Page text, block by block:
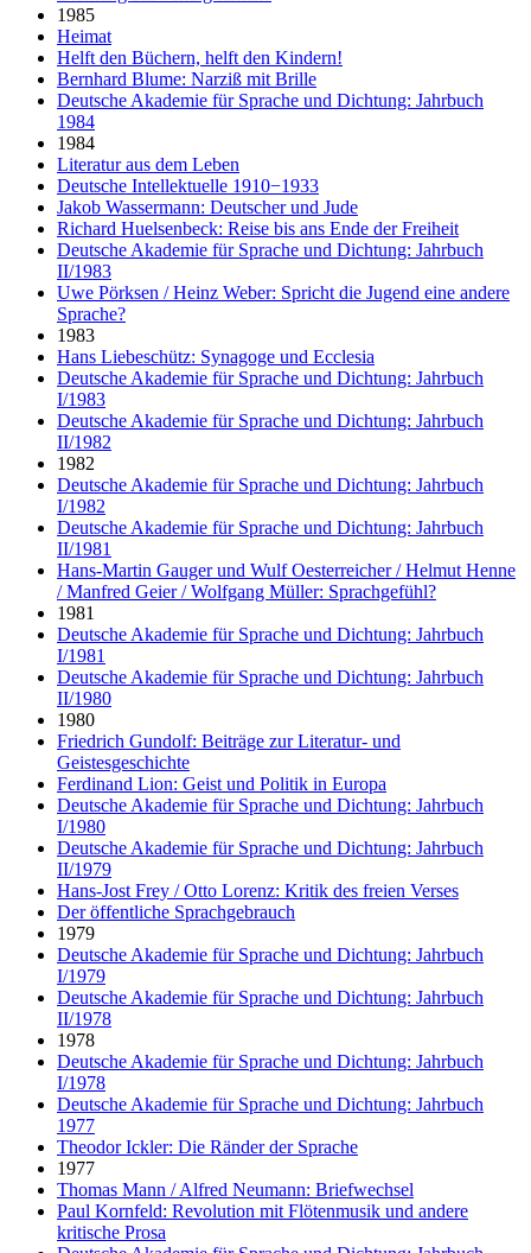
1985
Heimat
Helft den Büchern, helft den Kindern!
Bernhard Blume: Narziß mit Brille
Deutsche Akademie für Sprache und Dichtung: Jahrbuch
1984
1984
Literatur aus dem Leben
Deutsche Intellektuelle 1910−1933
Jakob Wassermann: Deutscher und Jude
Richard Huelsenbeck: Reise bis ans Ende der Freiheit
Deutsche Akademie für Sprache und Dichtung: Jahrbuch
II/1983
Uwe Pörksen / Heinz Weber: Spricht die Jugend eine andere
Sprache?
1983
Hans Liebeschütz: Synagoge und Ecclesia
Deutsche Akademie für Sprache und Dichtung: Jahrbuch
I/1983
Deutsche Akademie für Sprache und Dichtung: Jahrbuch
II/1982
1982
Deutsche Akademie für Sprache und Dichtung: Jahrbuch
I/1982
Deutsche Akademie für Sprache und Dichtung: Jahrbuch
II/1981
Hans-Martin Gauger und Wulf Oesterreicher / Helmut Henne
/ Manfred Geier / Wolfgang Müller: Sprachgefühl?
1981
Deutsche Akademie für Sprache und Dichtung: Jahrbuch
I/1981
Deutsche Akademie für Sprache und Dichtung: Jahrbuch
II/1980
1980
Friedrich Gundolf: Beiträge zur Literatur- und
Geistesgeschichte
Ferdinand Lion: Geist und Politik in Europa
Deutsche Akademie für Sprache und Dichtung: Jahrbuch
I/1980
Deutsche Akademie für Sprache und Dichtung: Jahrbuch
II/1979
Hans-Jost Frey / Otto Lorenz: Kritik des freien Verses
Der öffentliche Sprachgebrauch
1979
Deutsche Akademie für Sprache und Dichtung: Jahrbuch
I/1979
Deutsche Akademie für Sprache und Dichtung: Jahrbuch
II/1978
1978
Deutsche Akademie für Sprache und Dichtung: Jahrbuch
I/1978
Deutsche Akademie für Sprache und Dichtung: Jahrbuch
1977
Theodor Ickler: Die Ränder der Sprache
1977
Thomas Mann / Alfred Neumann: Briefwechsel
Paul Kornfeld: Revolution mit Flötenmusik und andere
kritische Prosa